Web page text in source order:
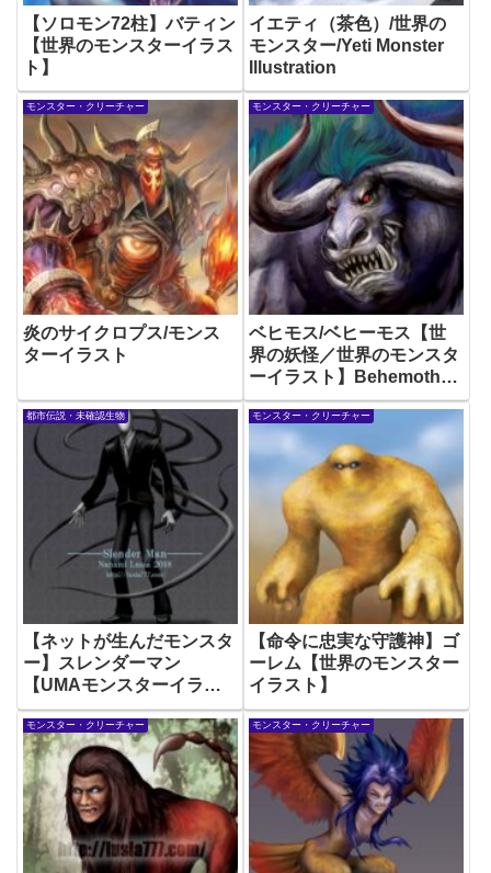
【ソロモン72柱】バティン
【世界のモンスターイラス
ト】
イエティ（茶色）/世界の
モンスター/Yeti Monster
Illustration
モンスター・クリーチャー
炎のサイクロプス/モンス
ターイラスト
モンスター・クリーチャー
ベヒモス/ベヒーモス【世
界の妖怪／世界のモンスタ
ーイラスト】Behemoth
Monster Illustration
都市伝説・未確認生物
【ネットが生んだモンスタ
ー】スレンダーマン
【UMAモンスターイラス
ト】
モンスター・クリーチャー
【命令に忠実な守護神】ゴ
ーレム【世界のモンスター
イラスト】
モンスター・クリーチャー モンスター・クリーチャー